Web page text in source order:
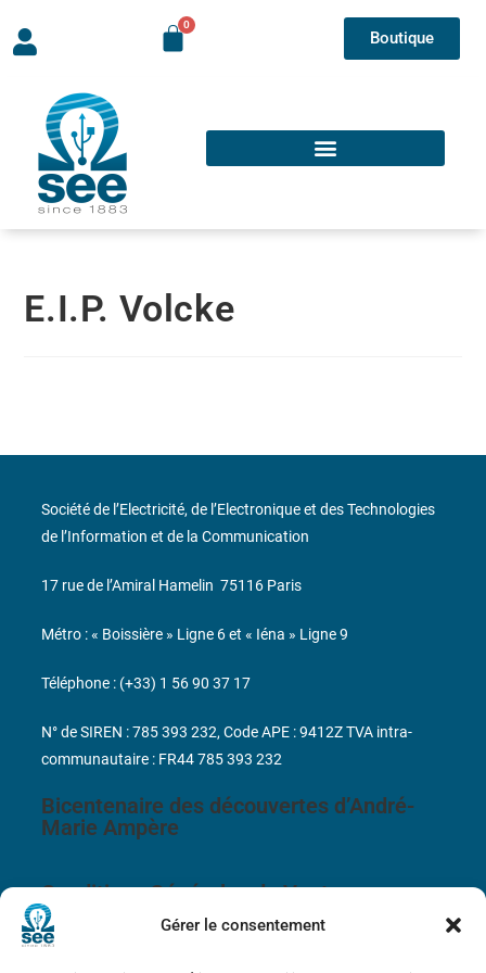
Gérer le consentement
Boutique
E.I.P. Volcke
Bicentenaire des découvertes d’André-
Marie Ampère
Conditions Générales de Vente
Société de l’Electricité, de l’Electronique et des Technologies
de l’Information et de la Communication
17 rue de l’Amiral Hamelin 75116 Paris
Métro : « Boissière » Ligne 6 et « Iéna » Ligne 9
Téléphone : (+33) 1 56 90 37 17
N° de SIREN : 785 393 232, Code APE : 9412Z TVA intra-
communautaire : FR44 785 393 232